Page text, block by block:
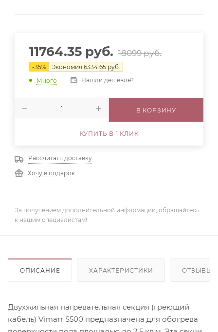
11764.35 руб. 18099руб.
-35% Экономия 6334.65 руб.
Много
Нашли дешевле?
В КОРЗИНУ
КУПИТЬ В 1 КЛИК
Рассчитать доставку
Хочу в подарок
За получением дополнительной информации, обращайтесь
к нашим специалистам!
ОПИСАНИЕ ХАРАКТЕРИСТИКИ ОТЗЫВЫ
Двухжильная нагревательная секция (греющий
кабель) Vimarr S500 предназначена для обогрева